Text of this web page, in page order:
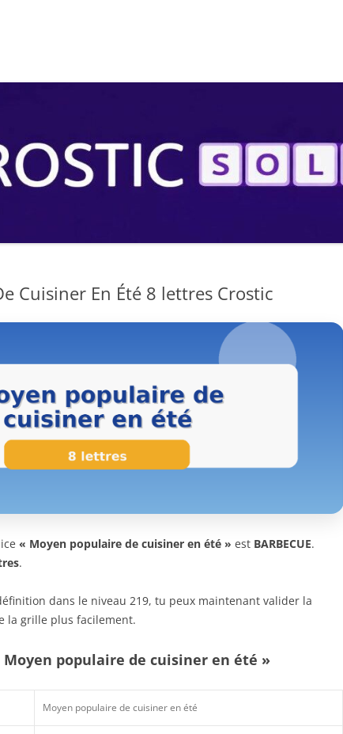
Cuisiner En Été 8 lettres Crostic
« Moyen populaire de cuisiner en été » est BARBECUE.
.
dans le niveau 219, tu peux maintenant valider la
la grille plus facilement.
Moyen populaire de cuisiner en été »
Moyen populaire de cuisiner en été